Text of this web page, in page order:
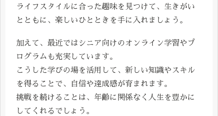
ライフスタイルに合った趣味を見つけて、生きがい
とともに、楽しいひとときを手に入れましょう。
加えて、最近ではシニア向けのオンライン学習やプ
ログラムも充実しています。
こうした学びの場を活用して、新しい知識やスキル
を得ることで、自信や達成感が育まれます。
挑戦を続けることは、年齢に関係なく人生を豊かに
してくれるでしょう。